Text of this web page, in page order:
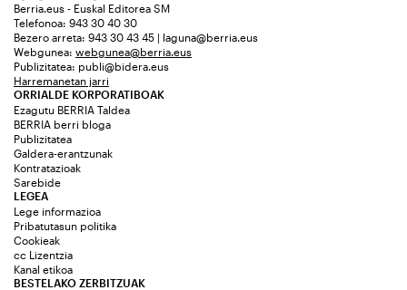
Berria.eus - Euskal Editorea SM
Telefonoa: 943 30 40 30
Bezero arreta: 943 30 43 45 | laguna@berria.eus
Webgunea: webgunea@berria.eus
Publizitatea: publi@bidera.eus
Harremanetan jarri
ORRIALDE KORPORATIBOAK
Ezagutu BERRIA Taldea
BERRIA berri bloga
Publizitatea
Galdera-erantzunak
Kontratazioak
Sarebide
LEGEA
Lege informazioa
Pribatutasun politika
Cookieak
cc Lizentzia
Kanal etikoa
BESTELAKO ZERBITZUAK